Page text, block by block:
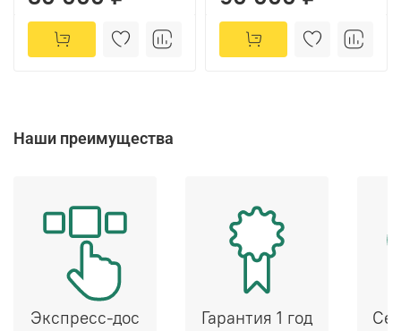
Наши преимущества
Экспресс-дос
Гарантия 1 год